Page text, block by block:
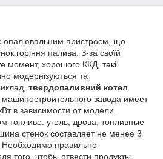
опалювальним пристроєм, що
горіння палива. З-за своїй
момент, хорошого ККД, такі
модернізуються та
твердопаливний котел
машиностроительного завода имеет
в зависимости от модели.
топливе: уголь, дрова, топливные
стенок составляет не менее 3
Необходимо правильно
того, чтобы отвести продукты